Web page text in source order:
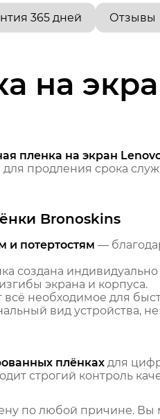
365 дней Отзывы
на
пленка на экран
продления срока
Bronoskins
и потертостям —
создана
экрана и корпуса.
необходимое для
вид устройства,
плёнках для
строгий контроль
по любой причине. Вы